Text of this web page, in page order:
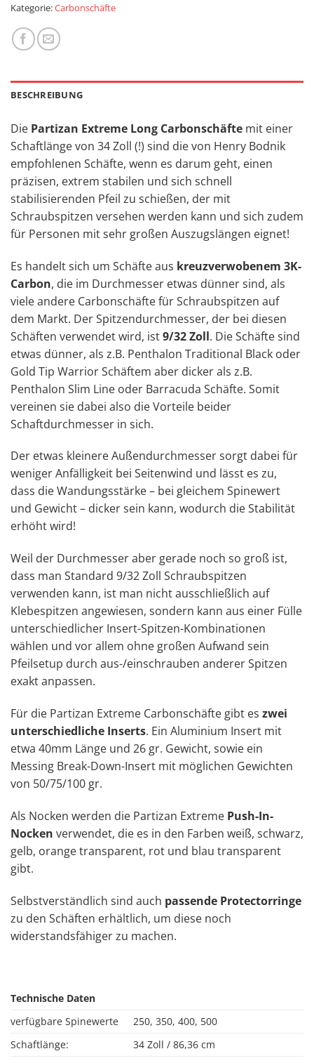
Kategorie:Carbonschäfte
BESCHREIBUNG
Die Partizan Extreme Long Carbonschäfte mit einer
Schaftlänge von 34 Zoll (!) sind die von Henry Bodnik
empfohlenen Schäfte, wenn es darum geht, einen
präzisen, extrem stabilen und sich schnell
stabilisierenden Pfeil zu schießen, der mit
Schraubspitzen versehen werden kann und sich zudem
für Personen mit sehr großen Auszugslängen eignet!
Es handelt sich um Schäfte aus kreuzverwobenem 3K-
Carbon, die im Durchmesser etwas dünner sind, als
viele andere Carbonschäfte für Schraubspitzen auf
dem Markt. Der Spitzendurchmesser, der bei diesen
Schäften verwendet wird, ist9/32 Zoll. Die Schäfte sind
etwas dünner, als z.B. Penthalon Traditional Black oder
Gold Tip Warrior Schäftem aber dicker als z.B.
Penthalon Slim Line oder Barracuda Schäfte. Somit
vereinen sie dabei also die Vorteile beider
Schaftdurchmesser in sich.
Der etwas kleinere Außendurchmesser sorgt dabei für
weniger Anfälligkeit bei Seitenwind und lässt es zu,
dass die Wandungsstärke – bei gleichem Spinewert
und Gewicht – dicker sein kann, wodurch die Stabilität
erhöht wird!
Weil der Durchmesser aber gerade noch so groß ist,
dass man Standard 9/32 Zoll Schraubspitzen
verwenden kann, ist man nicht ausschließlich auf
Klebespitzen angewiesen, sondern kann aus einer Fülle
unterschiedlicher Insert-Spitzen-Kombinationen
wählen und vor allem ohne großen Aufwand sein
Pfeilsetup durch aus-/einschrauben anderer Spitzen
exakt anpassen.
Für die Partizan Extreme Carbonschäfte gibt es zwei
unterschiedliche Inserts. Ein Aluminium Insert mit
etwa 40mm Länge und 26 gr. Gewicht, sowie ein
Messing Break-Down-Insert mit möglichen Gewichten
von 50/75/100 gr.
Als Nocken werden die Partizan Extreme Push-In-
Nocken verwendet, die es in den Farben weiß, schwarz,
gelb, orange transparent, rot und blau transparent
gibt.
Selbstverständlich sind auch passende Protectorringe
zu den Schäften erhältlich, um diese noch
widerstandsfähiger zu machen.
Technische Daten
verfügbare Spinewerte
250, 350, 400, 500
Schaftlänge:
34 Zoll / 86,36 cm